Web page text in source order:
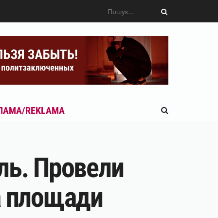
REKLAMA
Провели
площади